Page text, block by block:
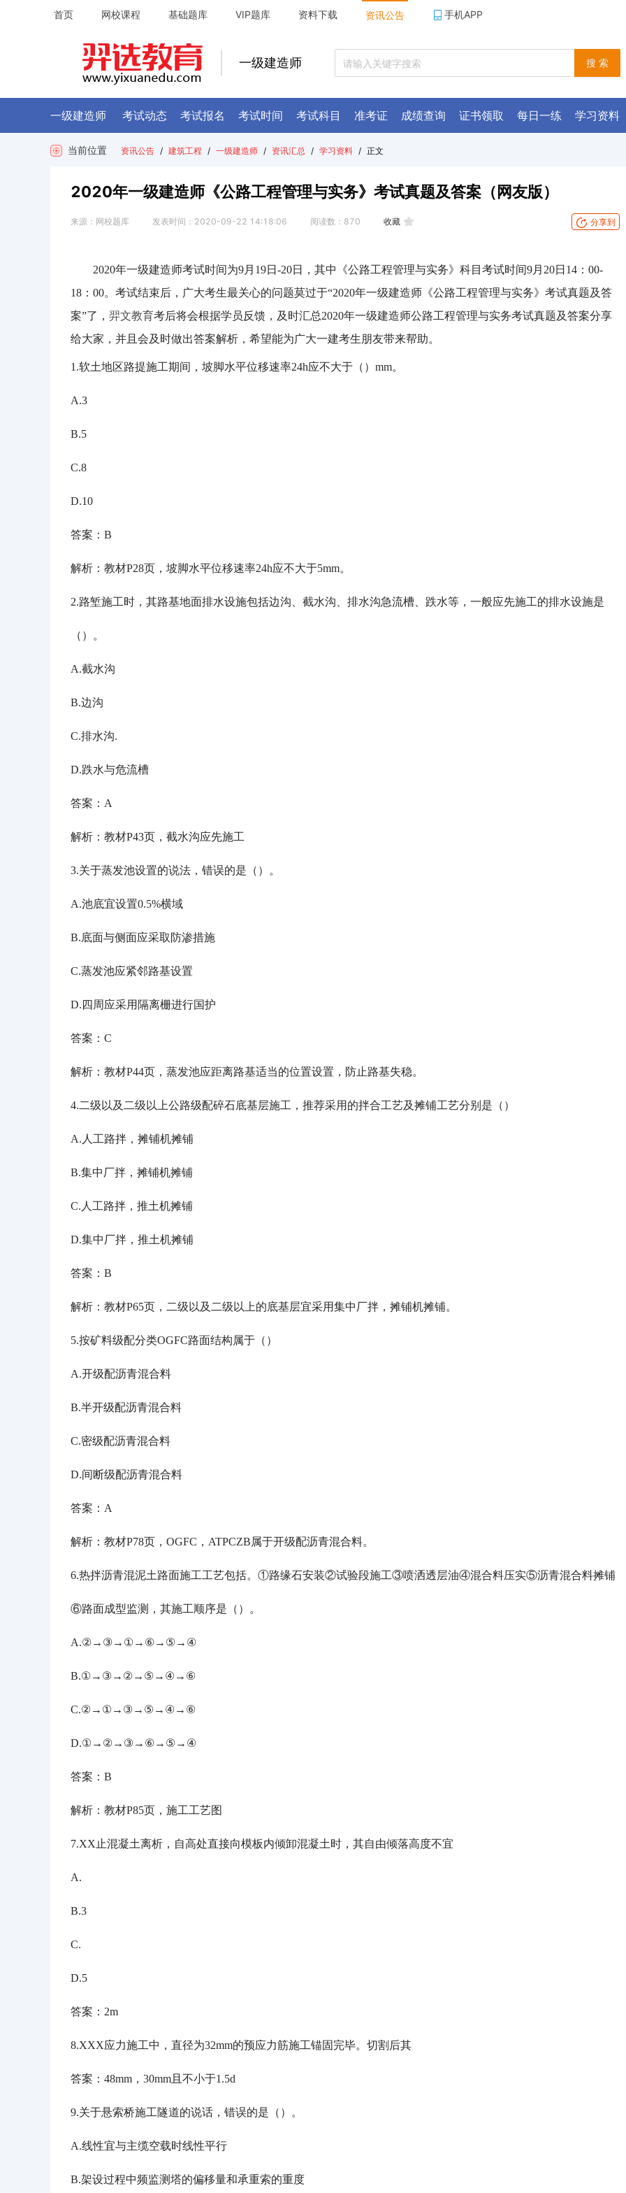
首页 网校课程 基础题库 VIP题库 资料下载 资讯公告 手机APP
一级建造师 搜 索
一级建造师 考试动态 考试报名 考试时间 考试科目 准考证 成绩查询 证书领取 每日一练 学习资料
当前位置 资讯公告 / 建筑工程 / 一级建造师 / 资讯汇总 / 学习资料 / 正文
2020年一级建造师《公路工程管理与实务》考试真题及答案（网友版）
来源： 网校题库 发表时间： 2020-09-22 14:18:06 阅读数： 870 收藏 分享到
2020年一级建造师考试时间为9月19日-20日，其中《公路工程管理与实务》科目考试时间9月20日 14 ： 00-
18 ： 00。考试结束后，广大考生最关心的问题莫过于“2020年一级建造师《公路工程管理与实务》考试真题及答
案”了， 羿文教育考后将会根据学员反馈，及时汇总2020年一级建造师公路工程管理与实务考试真题及答案分享
给大家，并且会及时做出答案解析，希望能为广大一建考生朋友带来帮助。
1.软土地区路提施工期间，坡脚水平位移速率24h应不大于（）mm。
A.3
B.5
C.8
D.10
答案： B
解析：教材P28页，坡脚水平位移速率24h应不大于5mm。
2.路堑施工时，其路基地面排水设施包括边沟、截水沟、排水沟急流槽、跌水等，一般应先施工的排水设施是
（）。
A.截水沟
B.边沟
C.排水沟.
D.跌水与危流槽
答案： A
解析：教材P43页，截水沟应先施工
3.关于蒸发池设置的说法，错误的是（）。
A.池底宜设置0.5%横域
B.底面与侧面应采取防渗措施
C.蒸发池应紧邻路基设置
D.四周应采用隔离栅进行国护
答案： C
解析：教材P44页，蒸发池应距离路基适当的位置设置，防止路基失稳。
4.二级以及二级以上公路级配碎石底基层施工，推荐采用的拌合工艺及摊铺工艺分别是（）
A.人工路拌，摊铺机摊铺
B.集中厂拌，摊铺机摊铺
C.人工路拌，推土机摊铺
D.集中厂拌，推土机摊铺
答案： B
解析：教材P65页，二级以及二级以上的底基层宜采用集中厂拌，摊铺机摊铺。
5.按矿料级配分类OGFC路面结构属于（）
A.开级配沥青混合料
B.半开级配沥青混合料
C.密级配沥青混合料
D.间断级配沥青混合料
答案： A
解析：教材P78页，OGFC，ATPCZB属于开级配沥青混合料。
6.热拌沥青混泥土路面施工工艺包括。 ①路缘石安装②试验段施工③喷洒透层油④混合料压实⑤沥青混合料摊铺
⑥路面成型监测，其施工顺序是（）。
A.②→③→①→⑥→⑤→④
B.①→③→②→⑤→④→⑥
C.②→①→③→⑤→④→⑥
D.①→②→③→⑥→⑤→④
答案： B
解析：教材P85页，施工工艺图
7.XX止混凝土离析，自高处直接向模板内倾卸混凝土时，其自由倾落高度不宜
A.
B.3
C.
D.5
答案： 2m
8.XXX应力施工中，直径为32mm的预应力筋施工锚固完毕。切割后其
答案： 48mm，30mm且不小于1.5d
9.关于悬索桥施工隧道的说话，错误的是（）。
A.线性宜与主缆空载时线性平行
B.架设过程中频监测塔的偏移量和承重索的重度